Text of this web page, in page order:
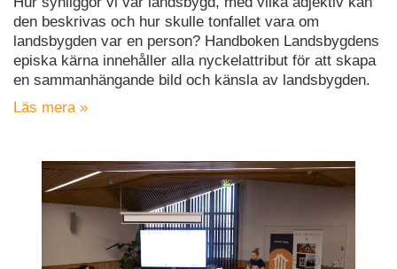
den beskrivas och hur skulle tonfallet vara om
landsbygden var en person? Handboken Landsbygdens
episka kärna innehåller alla nyckelattribut för att skapa
en sammanhängande bild och känsla av landsbygden.
Läs mera »